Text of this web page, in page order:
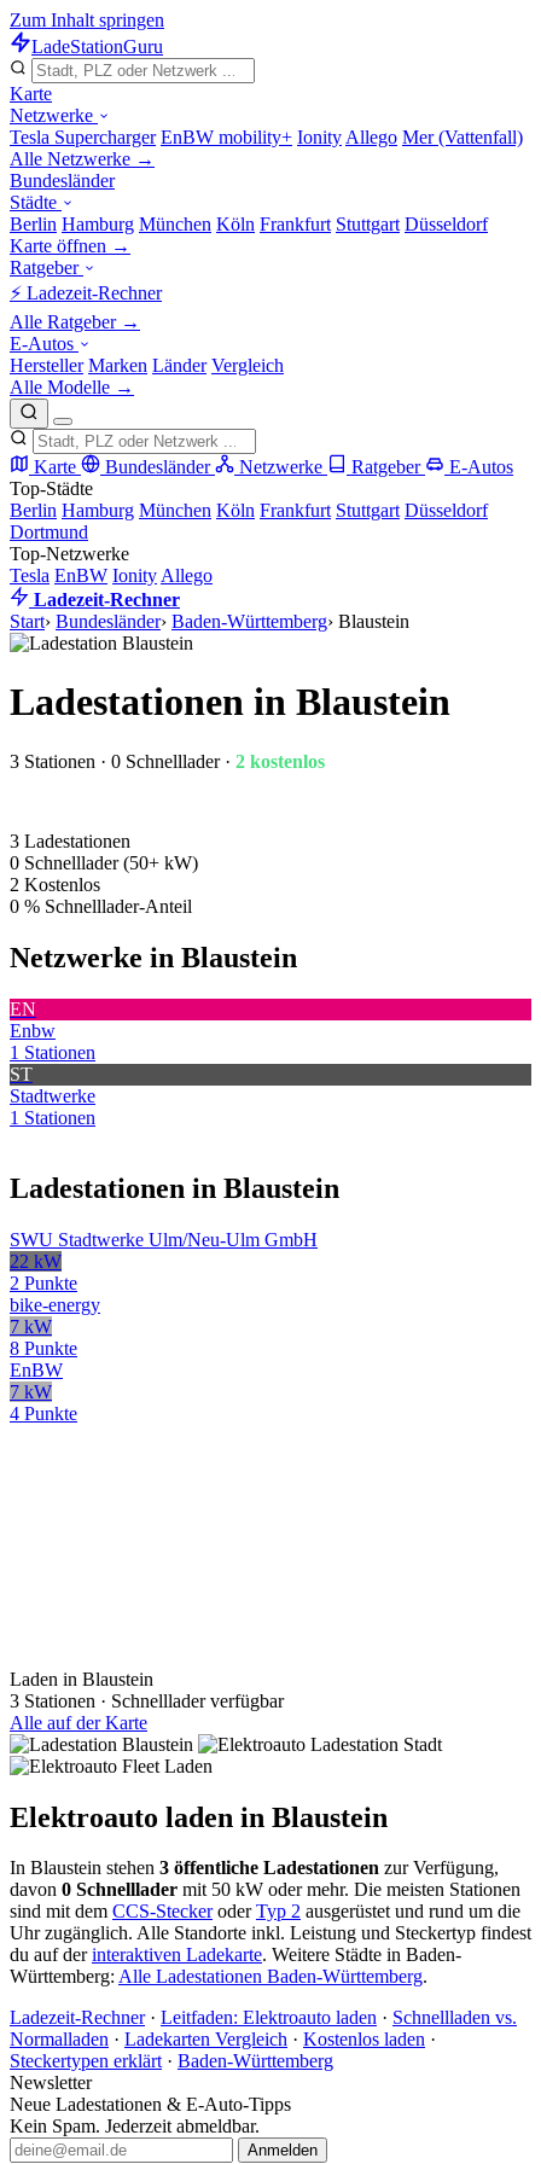
Zum Inhalt springen
LadeStationGuru
Karte
Netzwerke
Tesla Supercharger EnBW mobility+ Ionity Allego Mer (Vattenfall)
Alle Netzwerke →
Bundesländer
Städte
Berlin Hamburg München Köln Frankfurt Stuttgart Düsseldorf
Karte öffnen →
Ratgeber
⚡ Ladezeit-Rechner
Alle Ratgeber →
E-Autos
Hersteller Marken Länder Vergleich
Alle Modelle →
Karte Bundesländer Netzwerke Ratgeber
E-Autos
Top-Städte
Berlin Hamburg München Köln Frankfurt Stuttgart Düsseldorf
Dortmund
Top-Netzwerke
Tesla EnBW Ionity Allego
Ladezeit-Rechner
Start› Bundesländer› Baden-Württemberg› Blaustein
Ladestationen in Blaustein
3 Stationen · 0 Schnelllader · 2 kostenlos
3 Ladestationen
0 Schnelllader (50+ kW)
2 Kostenlos
0 % Schnelllader-Anteil
Netzwerke in Blaustein
EN
Enbw
1 Stationen
ST
Stadtwerke
1 Stationen
Ladestationen in Blaustein
SWU Stadtwerke Ulm/Neu-Ulm GmbH
22 kW
2 Punkte
bike-energy
7 kW
8 Punkte
EnBW
7 kW
4 Punkte
Laden in Blaustein
3 Stationen · Schnelllader verfügbar
Alle auf der Karte
Elektroauto laden in Blaustein
In Blaustein stehen 3 öffentliche Ladestationen zur Verfügung,
davon 0 Schnelllader mit 50 kW oder mehr. Die meisten Stationen
sind mit dem CCS-SteckeroderTyp 2 ausgerüstet und rund um die
Uhr zugänglich. Alle Standorte inkl. Leistung und Steckertyp findest
du auf derinteraktiven Ladekarte. Weitere Städte in Baden-
Württemberg: Alle Ladestationen Baden-Württemberg.
Ladezeit-Rechner · Leitfaden: Elektroauto laden · Schnellladen vs.
Normalladen · Ladekarten Vergleich · Kostenlos laden ·
Steckertypen erklärt · Baden-Württemberg
Newsletter
Neue Ladestationen & E-Auto-Tipps
Kein Spam. Jederzeit abmeldbar.
Anmelden